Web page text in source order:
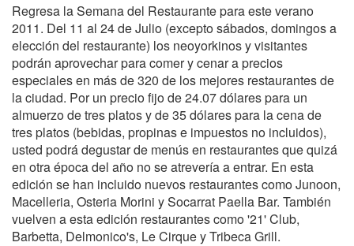
Regresa la Semana del Restaurante para este verano
2011. Del 11 al 24 de Julio (excepto sábados, domingos a
elección del restaurante) los neoyorkinos y visitantes
podrán aprovechar para comer y cenar a precios
especiales en más de 320 de los mejores restaurantes de
la ciudad. Por un precio fijo de 24.07 dólares para un
almuerzo de tres platos y de 35 dólares para la cena de
tres platos (bebidas, propinas e impuestos no incluidos),
usted podrá degustar de menús en restaurantes que quizá
en otra época del año no se atrevería a entrar. En esta
edición se han incluido nuevos restaurantes como Junoon,
Macelleria, Osteria Morini y Socarrat Paella Bar. También
vuelven a esta edición restaurantes como '21' Club,
Barbetta, Delmonico's, Le Cirque y Tribeca Grill.